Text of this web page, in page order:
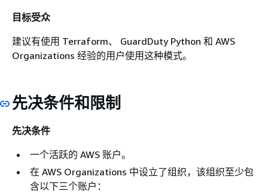
目标受众
建议有使用 Terraform、 GuardDuty Python 和 AWS
Organizations 经验的用户使用这种模式。
先决条件和限制
先决条件
一个活跃的 AWS 账户。
在 AWS Organizations 中设立了组织，该组织至少包
含以下三个账户：